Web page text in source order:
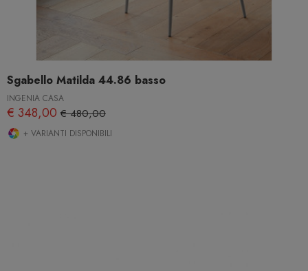
Sgabello Matilda 44.86 basso
INGENIA CASA
€ 348,00 € 480,00
+ VARIANTI DISPONIBILI